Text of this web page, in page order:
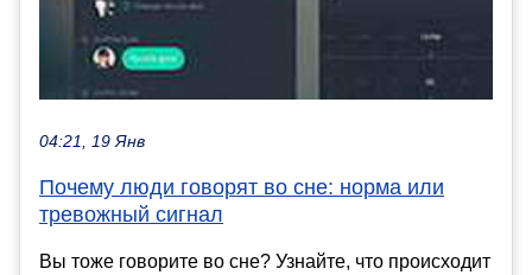
04:21, 19 Янв
Почему люди говорят во сне: норма или
тревожный сигнал
Вы тоже говорите во сне? Узнайте, что происходит